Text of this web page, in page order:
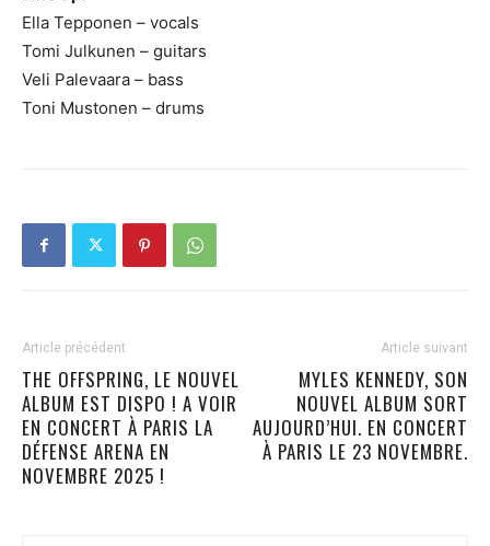
Ella Tepponen – vocals
Tomi Julkunen – guitars
Veli Palevaara – bass
Toni Mustonen – drums
Article précédent
THE OFFSPRING, LE NOUVEL
ALBUM EST DISPO ! A VOIR
EN CONCERT À PARIS LA
DÉFENSE ARENA EN
NOVEMBRE 2025 !
Article suivant
MYLES KENNEDY, SON
NOUVEL ALBUM SORT
AUJOURD’HUI. EN CONCERT
À PARIS LE 23 NOVEMBRE.